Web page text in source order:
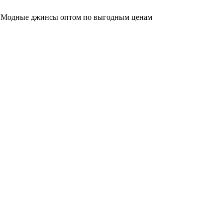
Модные джинсы оптом по выгодным ценам